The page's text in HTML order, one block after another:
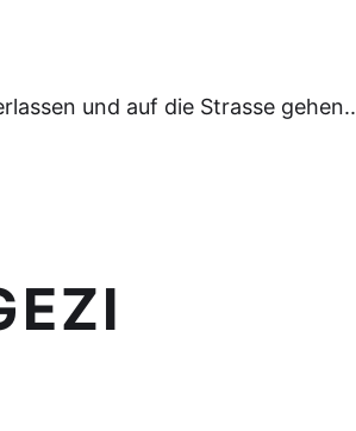
und auf die Strasse gehen..